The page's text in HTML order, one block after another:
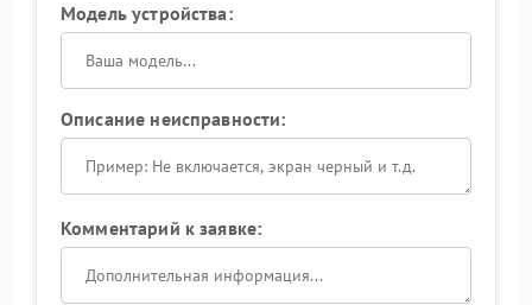
Модель устройства:
Описание неисправности:
Комментарий к заявке: